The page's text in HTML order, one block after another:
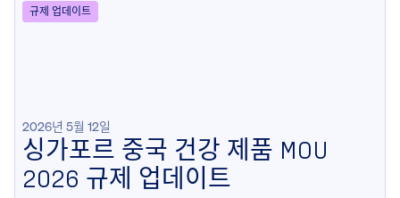
규제 업데이트
2026년 5월 12일
싱가포르 중국 건강 제품 MOU
2026 규제 업데이트